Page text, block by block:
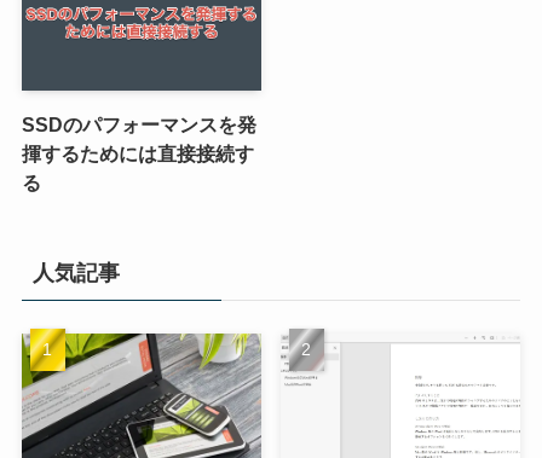
SSDのパフォーマンスを発
揮するためには直接接続す
る
人気記事